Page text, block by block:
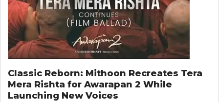
Classic Reborn: Mithoon Recreates Tera
Mera Rishta for Awarapan 2 While
Launching New Voices